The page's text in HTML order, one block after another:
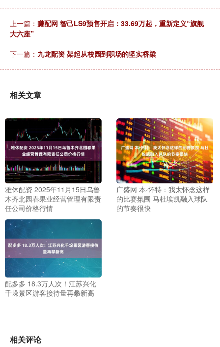
上一篇： 赚配网 智己LS9预售开启：33.69万起，重新定义“旗舰
大六座”
下一篇： 九龙配资 架起从校园到职场的坚实桥梁
相关文章
雅休配资 2025年11月15日乌鲁
木齐北园春果业经营管理有限责
任公司价格行情
广盛网 本·怀特：我太怀念这样
的比赛氛围 马杜埃凯融入球队
的节奏很快
配多多 18.3万人次！江苏兴化
千垛景区游客接待量再攀新高
相关评论